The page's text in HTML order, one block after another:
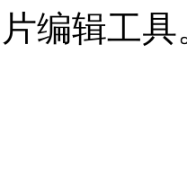
编辑工具